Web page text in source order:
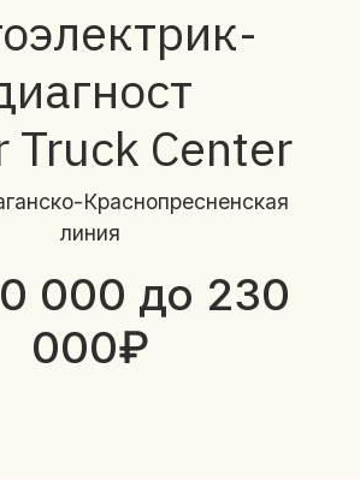
Truck Center
Краснопресненская
линия
000 до 230
000₽